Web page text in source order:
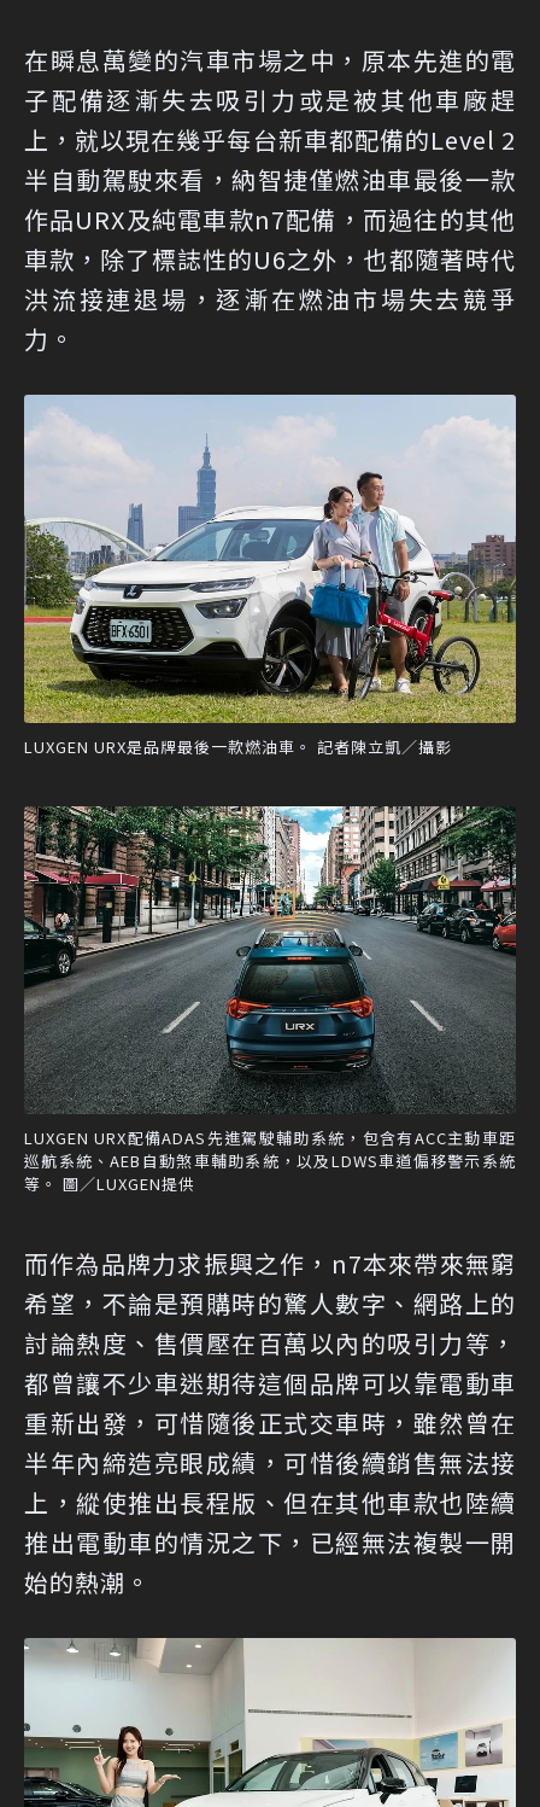
在瞬息萬變的汽車市場之中，原本先進的電
子配備逐漸失去吸引力或是被其他車廠趕
上，就以現在幾乎每台新車都配備的Level 2
半自動駕駛來看，納智捷僅燃油車最後一款
作品URX及純電車款n7配備，而過往的其他
車款，除了標誌性的U6之外，也都隨著時代
洪流接連退場，逐漸在燃油市場失去競爭
力。
LUXGEN URX是品牌最後一款燃油車。 記者陳立凱／攝影
LUXGEN URX配備ADAS先進駕駛輔助系統，包含有ACC主動車距
巡航系統、AEB自動煞車輔助系統，以及LDWS車道偏移警示系統
等。 圖／LUXGEN提供
而作為品牌力求振興之作，n7本來帶來無窮
希望，不論是預購時的驚人數字、網路上的
討論熱度、售價壓在百萬以內的吸引力等，
都曾讓不少車迷期待這個品牌可以靠電動車
重新出發，可惜隨後正式交車時，雖然曾在
半年內締造亮眼成績，可惜後續銷售無法接
上，縱使推出長程版、但在其他車款也陸續
推出電動車的情況之下，已經無法複製一開
始的熱潮。